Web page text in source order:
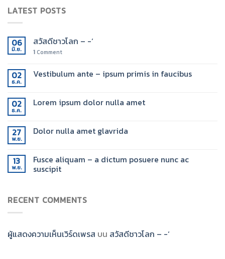
LATEST POSTS
06
มิ.ย.
สวัสดีชาวโลก – -‘
1 Comment
02
ธ.ค.
Vestibulum ante – ipsum primis in faucibus
02
ธ.ค.
Lorem ipsum dolor nulla amet
27
พ.ย.
Dolor nulla amet glavrida
13
พ.ย.
Fusce aliquam – a dictum posuere nunc ac
suscipit
RECENT COMMENTS
ผู้แสดงความเห็นเวิร์ดเพรส บน สวัสดีชาวโลก – -‘